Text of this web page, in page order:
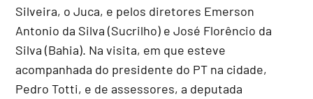
Silveira, o Juca, e pelos diretores Emerson
Antonio da Silva (Sucrilho) e José Florêncio da
Silva (Bahia). Na visita, em que esteve
acompanhada do presidente do PT na cidade,
Pedro Totti, e de assessores, a deputada